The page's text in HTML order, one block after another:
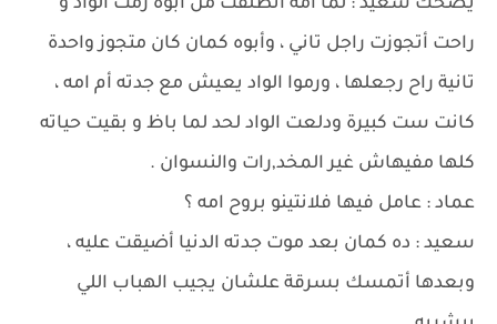
يضحك سعيد : لما أمه أتطلقت من أبوه رمت الواد و
راحت أتجوزت راجل تاني ، وأبوه كمان كان متجوز واحدة
تانية راح رجعلها ، ورموا الواد يعيش مع جدته أم امه ،
كانت ست كبيرة ودلعت الواد لحد لما باظ و بقيت حياته
كلها مفيهاش غير المخد,رات والنسوان .
عماد : عامل فيها فلانتينو بروح امه ؟
سعيد : ده كمان بعد موت جدته الدنيا أضيقت عليه ،
وبعدها أتمسك بسرقة علشان يجيب الهباب اللي